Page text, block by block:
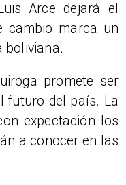
Arce dejará el
cambio marca un
boliviana.
promete ser
futuro del país. La
expectación los
a conocer en las